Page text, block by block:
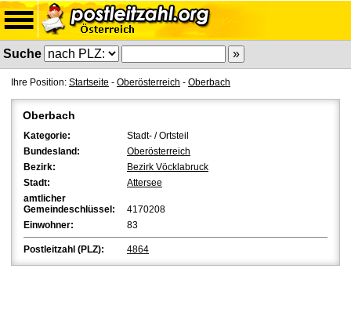
Suche
Ihre Position: Startseite - Oberösterreich - Oberbach
Oberbach
Kategorie:
Stadt- / Ortsteil
Bundesland:
Oberösterreich
Bezirk:
Bezirk Vöcklabruck
Stadt:
Attersee
amtlicher
Gemeindeschlüssel:
4170208
Einwohner:
83
Postleitzahl (PLZ): 4864